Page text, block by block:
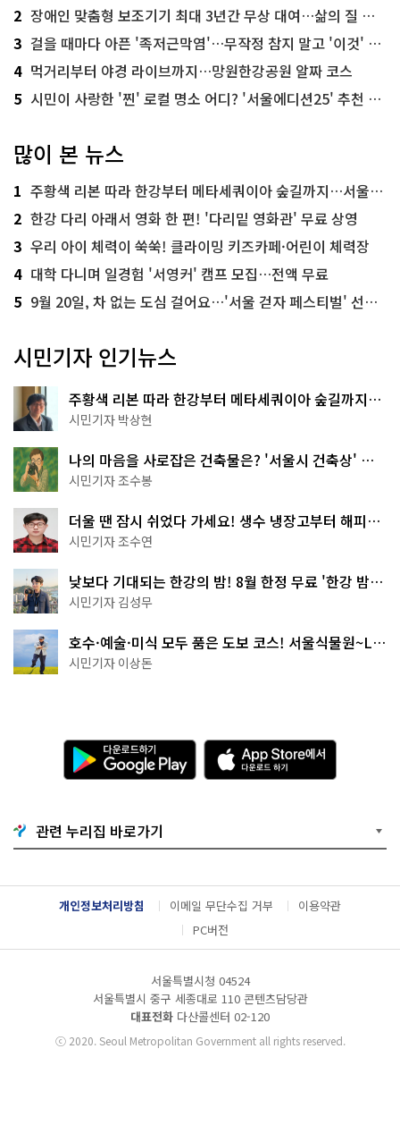
2 장애인 맞춤형 보조기기 최대 3년간 무상 대여…삶의 질 높인다
3 걸을 때마다 아픈 '족저근막염'…무작정 참지 말고 '이것' 해보세요!
4 먹거리부터 야경 라이브까지…망원한강공원 알짜 코스
5 시민이 사랑한 '찐' 로컬 명소 어디? '서울에디션25' 추천 코스
많이 본 뉴스
1 주황색 리본 따라 한강부터 메타세쿼이아 숲길까지…서울둘레길 15코스
2 한강 다리 아래서 영화 한 편! '다리밑 영화관' 무료 상영
3 우리 아이 체력이 쑥쑥! 클라이밍 키즈카페·어린이 체력장
4 대학 다니며 일경험 '서영커' 캠프 모집…전액 무료
5 9월 20일, 차 없는 도심 걸어요…'서울 걷자 페스티벌' 선착순 5천명
시민기자 인기뉴스
주황색 리본 따라 한강부터 메타세쿼이아 숲길까지…
서울둘레길 15코스
시민기자 박상현
나의 마음을 사로잡은 건축물은? '서울시 건축상' 수
상작 공개!
시민기자 조수봉
더울 땐 잠시 쉬었다 가세요! 생수 냉장고부터 해피소
·무더위쉼터까지
시민기자 조수연
낮보다 기대되는 한강의 밤! 8월 한정 무료 '한강 밤
핑' 예약은?
시민기자 김성무
호수·예술·미식 모두 품은 도보 코스! 서울식물원~LG
아트센터~마곡테라스거리
시민기자 이상돈
다
운
로
기
G
o
g
l
e
l
A
p
p
e
서
다
운
드
관련 누리집 바로가기
개인정보처리방침 이메일 무단수집 거부
이용약관
PC버전
서울특별시청 04524
서울특별시 중구 세종대로 110 콘텐츠담당관
대표전화 다산콜센터 02-120
ⓒ2020. Seoul Metropolitan Government all rights reserved.